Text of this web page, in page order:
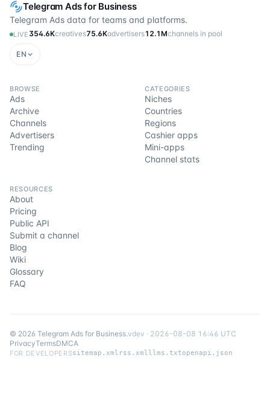
Telegram Ads for Business
Telegram Ads data for teams and platforms.
LIVE 354.6Kcreatives75.6Kadvertisers12.1Mchannels in pool
EN
BROWSE
Ads
Archive
Channels
Advertisers
Trending
CATEGORIES
Niches
Countries
Regions
Cashier apps
Mini-apps
Channel stats
RESOURCES
About
Pricing
Public API
Submit a channel
Blog
Wiki
Glossary
FAQ
© 2026 Telegram Ads for Business.vdev · 2026-08-08 16:46 UTC
PrivacyTermsDMCA
FOR DEVELOPERSsitemap.xml rss.xml llms.txtopenapi.json